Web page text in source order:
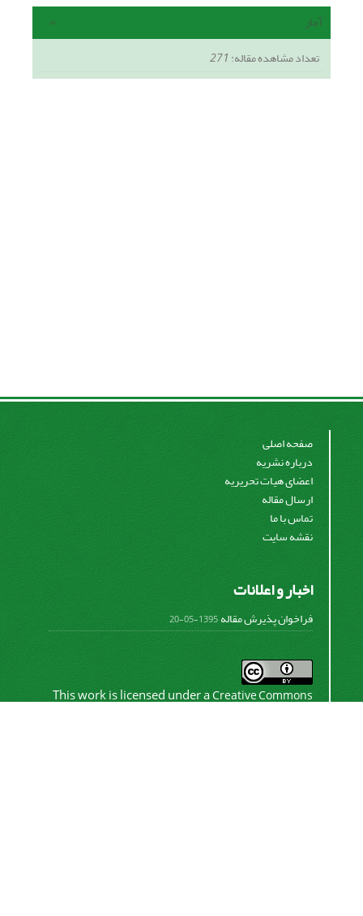
آمار
تعداد مشاهده مقاله:271
صفحه اصلی
درباره نشریه
اعضای هیات تحریریه
ارسال مقاله
تماس با ما
نقشه سایت
اخبار و اعلانات
فراخوان پذیرش مقاله1395-05-20
This work is licensed under aCreative Commons